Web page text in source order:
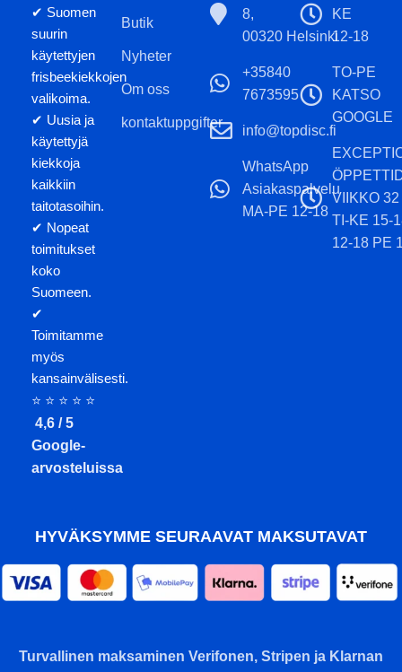
✔ Suomen
suurin
käytettyjen
frisbeekiekkojen
valikoima.
✔ Uusia ja
käytettyjä
kiekkoja
kaikkiin
taitotasoihin.
✔ Nopeat
toimitukset
koko
Suomeen.
✔
Toimitamme
myös
kansainvälisesti.
⭐ ⭐ ⭐ ⭐ ⭐
4,6 / 5
Google-
arvosteluissa
Butik
Nyheter
Om oss
kontaktuppgifter
8,
00320 Helsinki
+35840
7673595
info@topdisc.fi
WhatsApp
Asiakaspalvelu
MA-PE 12-18
KE
12-18
TO-PE
KATSO
GOOGLE
VIIKKO 32
TI-KE 15-
12-18 PE
HYVÄKSYMME SEURAAVAT MAKSUTAVAT
Turvallinen maksaminen Verifonen, Stripen ja Klarnan